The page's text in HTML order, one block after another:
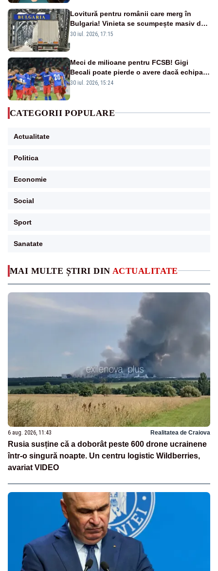
MAI MULTE ȘTIRI DIN ACTUALITATE
6 aug. 2026, 11:43 Realitatea de Craiova
Rusia susține că a doborât peste 600 drone ucrainene
într-o singură noapte. Un centru logistic Wildberries,
avariat VIDEO
Lovitură pentru românii care merg în
Bulgaria! Vinieta se scumpește masiv de
la 1 august
30 iul. 2026, 17:15
Meci de milioane pentru FCSB! Gigi
Becali poate pierde o avere dacă echipa
este eliminată de FK Auda
30 iul. 2026, 15:24
CATEGORII POPULARE
Actualitate
Politica
Economie
Social
Sport
Sanatate